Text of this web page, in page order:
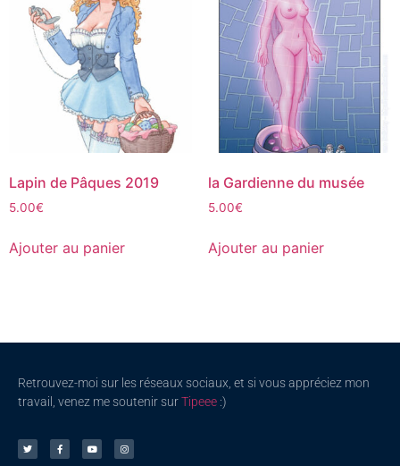
Lapin de Pâques 2019
5.00€
Ajouter au panier
la Gardienne du musée
5.00€
Ajouter au panier
Retrouvez-moi sur les réseaux sociaux, et si vous appréciez mon
travail, venez me soutenir surTipeee :)